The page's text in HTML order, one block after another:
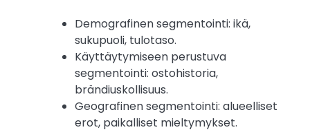
Demografinen segmentointi: ikä,
sukupuoli, tulotaso.
Käyttäytymiseen perustuva
segmentointi: ostohistoria,
brändiuskollisuus.
Geografinen segmentointi: alueelliset
erot, paikalliset mieltymykset.